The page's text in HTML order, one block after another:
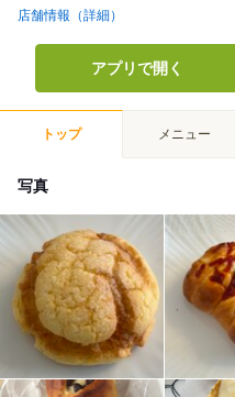
店舗情報（詳細）
アプリで開く
トップ メニュー
写真